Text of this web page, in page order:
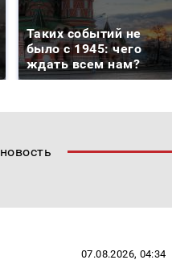
Таких событий не
было с 1945: чего
ждать всем нам?
07.08.2026, 04:34